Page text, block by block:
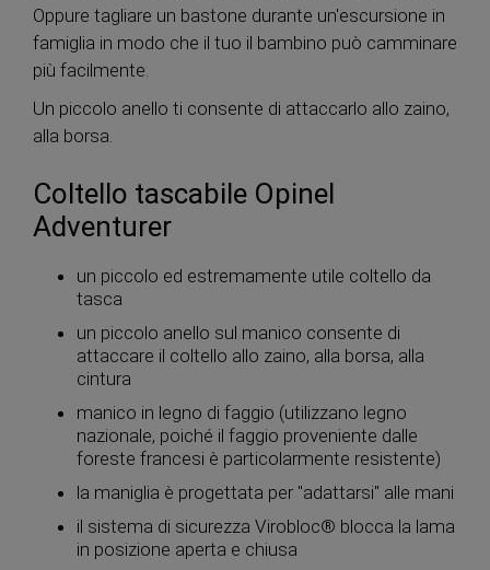
Oppure tagliare un bastone durante un'escursione in
famiglia in modo che il tuo il bambino può camminare
più facilmente.
Un piccolo anello ti consente di attaccarlo allo zaino,
alla borsa.
Coltello tascabile Opinel
Adventurer
un piccolo ed estremamente utile coltello da
tasca
un piccolo anello sul manico consente di
attaccare il coltello allo zaino, alla borsa, alla
cintura
manico in legno di faggio (utilizzano legno
nazionale, poiché il faggio proveniente dalle
foreste francesi è particolarmente resistente)
la maniglia è progettata per "adattarsi" alle mani
il sistema di sicurezza Virobloc® blocca la lama
in posizione aperta e chiusa